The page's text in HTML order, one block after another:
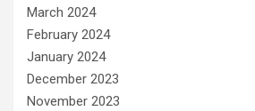
March 2024
February 2024
January 2024
December 2023
November 2023